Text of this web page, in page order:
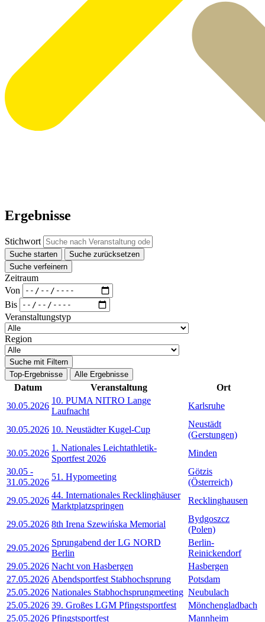
Ergebnisse
Stichwort
Suche starten
Suche zurücksetzen
Suche verfeinern
Zeitraum
Von
Bis
Veranstaltungstyp
Region
Suche mit Filtern
Top-Ergebnisse
Alle Ergebnisse
Datum Veranstaltung
Ort
30.05.2026
10. PUMA NITRO Lange
Laufnacht
Karlsruhe
30.05.2026 10. Neustädter Kugel-Cup
Neustädt
(Gerstungen)
30.05.2026
1. Nationales Leichtathletik-
Sportfest 2026
Minden
30.05 -
31.05.2026
51. Hypomeeting
Götzis
(Österreich)
29.05.2026
44. Internationales Recklinghäuser
Marktplatzspringen
Recklinghausen
29.05.2026 8th Irena Szewińska Memorial
Bydgoszcz
(Polen)
29.05.2026
Sprungabend der LG NORD
Berlin
Berlin-
Reinickendorf
29.05.2026 Nacht von Hasbergen
Hasbergen
27.05.2026 Abendsportfest Stabhochsprung
Potsdam
25.05.2026 Nationales Stabhochsprungmeeting Neubulach
25.05.2026 39. Großes LGM Pfingstsportfest
Mönchengladbach
25.05.2026 Pfingstsportfest Mannheim